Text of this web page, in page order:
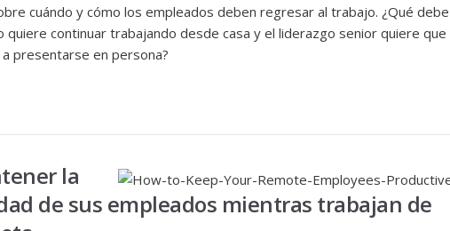
cuándo y cómo los empleados deben regresar al trabajo. ¿Qué debe
quiere continuar trabajando desde casa y el liderazgo senior quiere que
presentarse en persona?
la
de sus empleados mientras trabajan de